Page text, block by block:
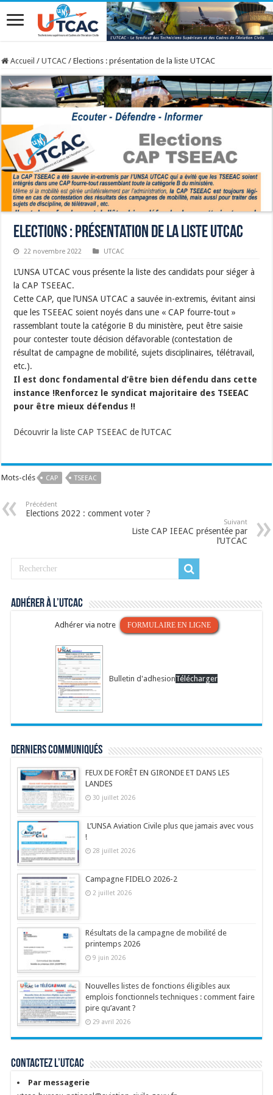
Accueil / UTCAC / Elections : présentation de la liste UTCAC
Elections : présentation de la liste UTCAC
22 novembre 2022 UTCAC
L’UNSA UTCAC vous présente la liste des candidats pour siéger à
la CAP TSEEAC.
Cette CAP, que l’UNSA UTCAC a sauvée in-extremis, évitant ainsi
que les TSEEAC soient noyés dans une « CAP fourre-tout »
rassemblant toute la catégorie B du ministère, peut être saisie
pour contester toute décision défavorable (contestation de
résultat de campagne de mobilité, sujets disciplinaires, télétravail,
etc.).
Il est donc fondamental d’être bien défendu dans cette
instance !Renforcez le syndicat majoritaire des TSEEAC
pour être mieux défendus !!
Découvrir la liste CAP TSEEAC de l’UTCAC
Mots-clés CAP TSEEAC
Précédent
Elections 2022 : comment voter ?
Suivant
Liste CAP IEEAC présentée par
l’UTCAC
Adhérer à l’UTCAC
Adhérer via notre FORMULAIRE EN LIGNE
Bulletin d'adhesionTélécharger
Derniers communiqués
FEUX DE FORÊT EN GIRONDE ET DANS LES
LANDES
30 juillet 2026
L’UNSA Aviation Civile plus que jamais avec vous
!
28 juillet 2026
Campagne FIDELO 2026-2
2 juillet 2026
Résultats de la campagne de mobilité de
printemps 2026
9 juin 2026
Nouvelles listes de fonctions éligibles aux
emplois fonctionnels techniques : comment faire
pire qu’avant ?
29 avril 2026
Contactez l’UTCAC
Par messagerie